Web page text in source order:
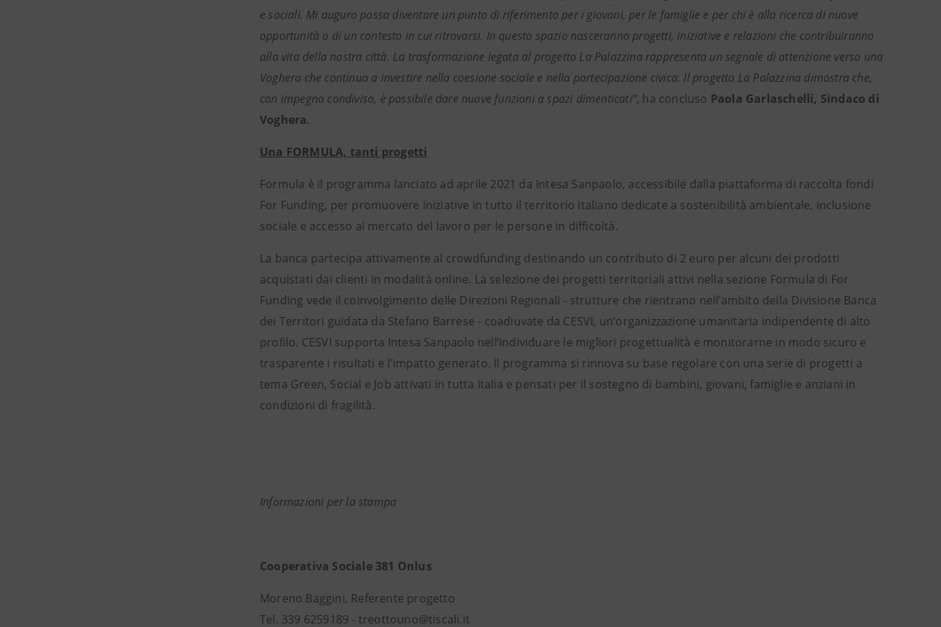
e sociali. Mi auguro possa diventare un punto di riferimento per i giovani, per le famiglie e per chi è alla ricerca di nuove
opportunità o di un contesto in cui ritrovarsi. In questo spazio nasceranno progetti, iniziative e relazioni che contribuiranno
alla vita della nostra città. La trasformazione legata al progetto La Palazzina rappresenta un segnale di attenzione verso una
Voghera che continua a investire nella coesione sociale e nella partecipazione civica. Il progetto La Palazzina dimostra che,
con impegno condiviso, è possibile dare nuove funzioni a spazi dimenticati”, ha concluso Paola Garlaschelli, Sindaco di
Voghera.
Una FORMULA, tanti progetti
Formula è il programma lanciato ad aprile 2021 da Intesa Sanpaolo, accessibile dalla piattaforma di raccolta fondi
For Funding, per promuovere iniziative in tutto il territorio italiano dedicate a sostenibilità ambientale, inclusione
sociale e accesso al mercato del lavoro per le persone in difficoltà.
La banca partecipa attivamente al crowdfunding destinando un contributo di 2 euro per alcuni dei prodotti
acquistati dai clienti in modalità online. La selezione dei progetti territoriali attivi nella sezione Formula di For
Funding vede il coinvolgimento delle Direzioni Regionali - strutture che rientrano nell’ambito della Divisione Banca
dei Territori guidata da Stefano Barrese - coadiuvate da CESVI, un’organizzazione umanitaria indipendente di alto
profilo. CESVI supporta Intesa Sanpaolo nell’individuare le migliori progettualità e monitorarne in modo sicuro e
trasparente i risultati e l’impatto generato. Il programma si rinnova su base regolare con una serie di progetti a
tema Green, Social e Job attivati in tutta Italia e pensati per il sostegno di bambini, giovani, famiglie e anziani in
condizioni di fragilità.
Informazioni per la stampa
Cooperativa Sociale 381 Onlus
Moreno Baggini, Referente progetto
Tel. 339 6259189 - treottouno@tiscali.it